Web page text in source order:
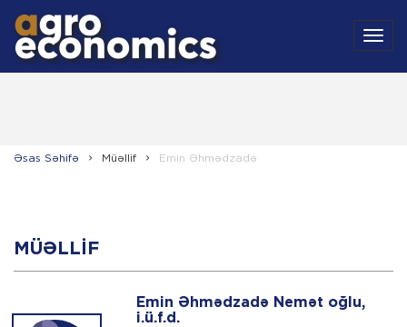
Əsas Səhifə Müəllif Emin Əhmədzadə
MÜƏLLIF
Emin Əhmədzadə Nemət oğlu,
i.ü.f.d.